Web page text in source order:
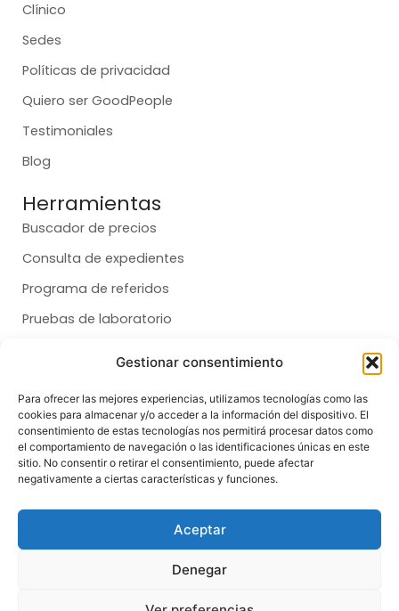
Gestionar consentimiento
Para ofrecer las mejores experiencias, utilizamos tecnologías como las
cookies para almacenar y/o acceder a la información del dispositivo. El
consentimiento de estas tecnologías nos permitirá procesar datos como
el comportamiento de navegación o las identificaciones únicas en este
sitio. No consentir o retirar el consentimiento, puede afectar
negativamente a ciertas características y funciones.
Aceptar
Denegar
Clínico
Sedes
Políticas de privacidad
Quiero ser GoodPeople
Testimoniales
Blog
Herramientas
Buscador de precios
Consulta de expedientes
Programa de referidos
Pruebas de laboratorio
Membresías
Dental
Salud
Síganos
c
k
s